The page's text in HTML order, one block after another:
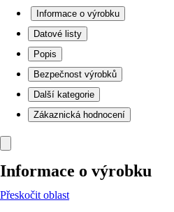
Informace o výrobku
Datové listy
Popis
Bezpečnost výrobků
Další kategorie
Zákaznická hodnocení
Informace o výrobku
Přeskočit oblast